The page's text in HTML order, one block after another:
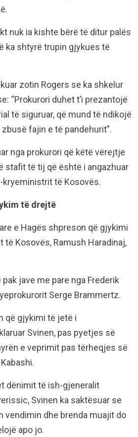
nuk ia kishte bërë të ditur palës
ka shtyrë trupin gjykues të
zotin Rogers se ka shkelur
“Prokurori duhet t’i prezantojë
të siguruar, që mund të ndikojë
fajin e të pandehurit”.
nga prokurori që këtë vërejtje
stafit të tij që është i angazhuar
të Kosovës.
të drejtë
e Hagës shpreson që gjykimi
Kosovës, Ramush Haradinaj,
jave me pare nga Frederik
Serge Brammertz.
që gjykimi të jetë i
Svinen, pas pyetjes së
e veprimit pas tërheqjes së
dënimit të ish-gjeneralit
Svinen ka saktësuar se
vendimin dhe brenda muajit do
apo jo.